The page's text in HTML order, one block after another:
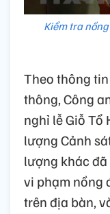
Kiểm tra
Theo thông
thông, Công
nghỉ lễ Giỗ Tổ
lượng Cảnh
lượng khác
vi phạm nồng
trên địa bàn,